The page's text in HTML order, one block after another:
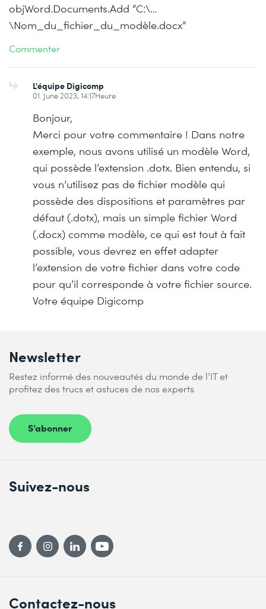
objWord.Documents.Add “C:\…
\Nom_du_fichier_du_modèle.docx”
Commenter
L'équipe Digicomp
01. June 2023, 14:17Heure
Bonjour,
Merci pour votre commentaire ! Dans notre
exemple, nous avons utilisé un modèle Word,
qui possède l’extension .dotx. Bien entendu, si
vous n’utilisez pas de fichier modèle qui
possède des dispositions et paramètres par
défaut (.dotx), mais un simple fichier Word
(.docx) comme modèle, ce qui est tout à fait
possible, vous devrez en effet adapter
l’extension de votre fichier dans votre code
pour qu’il corresponde à votre fichier source.
Votre équipe Digicomp
Newsletter
Restez informé des nouveautés du monde de l’IT et
profitez des trucs et astuces de nos experts
S’abonner
Contactez-nous
Suivez-nous